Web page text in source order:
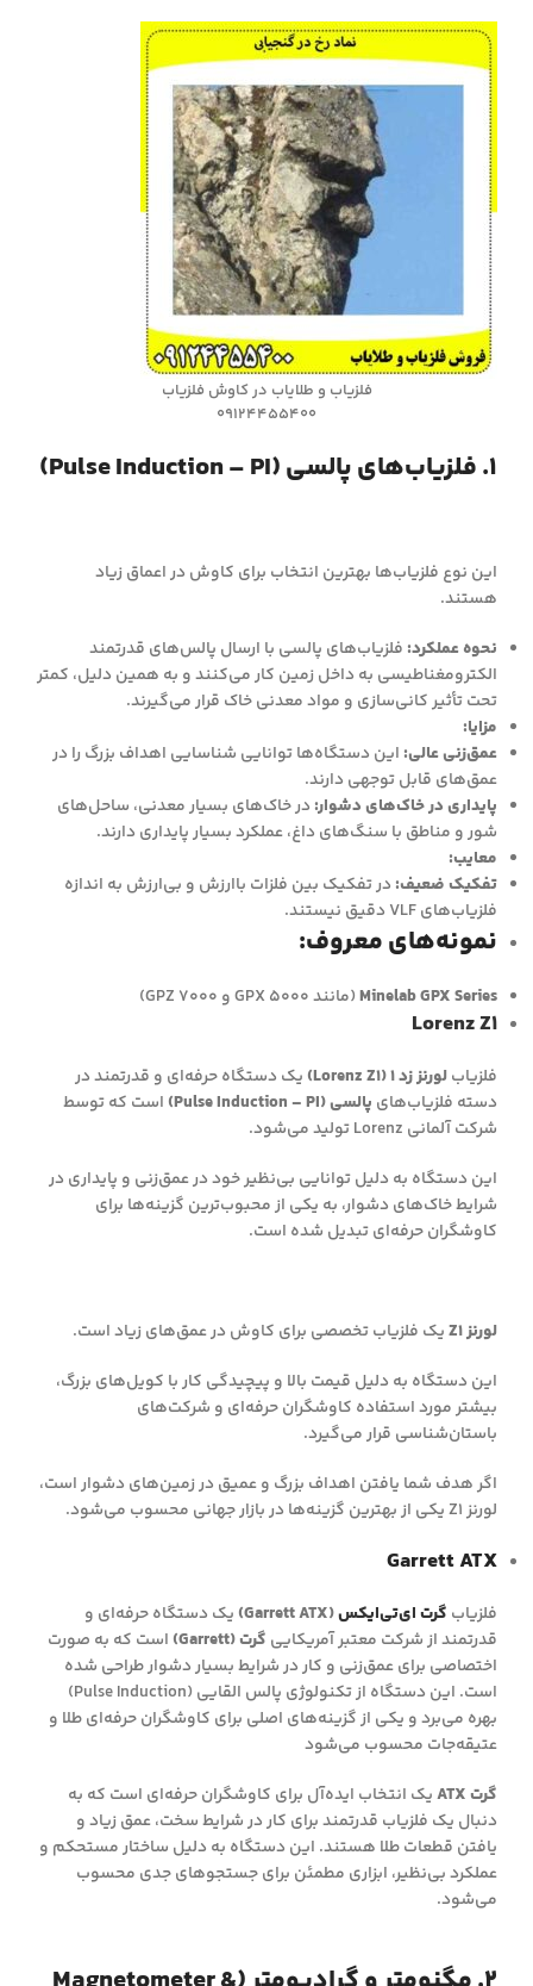
فلزیاب و طلایاب در کاوش فلزیاب
09124455400
۱. فلزیاب‌های پالسی (Pulse Induction – PI)
این نوع فلزیاب‌ها بهترین انتخاب برای کاوش در اعماق زیاد
هستند.
نحوه عملکرد: فلزیاب‌های پالسی با ارسال پالس‌های قدرتمند
الکترومغناطیسی به داخل زمین کار می‌کنند و به همین دلیل، کمتر
تحت تأثیر کانی‌سازی و مواد معدنی خاک قرار می‌گیرند.
مزایا:
عمق‌زنی عالی: این دستگاه‌ها توانایی شناسایی اهداف بزرگ را در
عمق‌های قابل توجهی دارند.
پایداری در خاک‌های دشوار: در خاک‌های بسیار معدنی، ساحل‌های
شور و مناطق با سنگ‌های داغ، عملکرد بسیار پایداری دارند.
معایب:
تفکیک ضعیف: در تفکیک بین فلزات باارزش و بی‌ارزش به اندازه
فلزیاب‌های VLF دقیق نیستند.
نمونه‌های معروف:
Minelab GPX Series(مانند GPX 5000 و GPZ 7000)
Lorenz Z1
فلزیابلورنز زد ۱ (Lorenz Z1)
یک دستگاه حرفه‌ای و قدرتمند در
دسته فلزیاب‌های پالسی (Pulse Induction – PI)
است که توسط
شرکت آلمانی Lorenz تولید می‌شود.
این دستگاه به دلیل توانایی بی‌نظیر خود در عمق‌زنی و پایداری در
شرایط خاک‌های دشوار، به یکی از محبوب‌ترین گزینه‌ها برای
کاوشگران حرفه‌ای تبدیل شده است.
لورنز Z1
یک فلزیاب تخصصی برای کاوش در عمق‌های زیاد است.
این دستگاه به دلیل قیمت بالا و پیچیدگی کار با کویل‌های بزرگ،
بیشتر مورد استفاده کاوشگران حرفه‌ای و شرکت‌های
باستان‌شناسی قرار می‌گیرد.
اگر هدف شما یافتن اهداف بزرگ و عمیق در زمین‌های دشوار است،
لورنز Z1 یکی از بهترین گزینه‌ها در بازار جهانی محسوب می‌شود.
Garrett ATX
فلزیاب گرت ای‌تی‌ایکس(Garrett ATX)
یک دستگاه حرفه‌ای و
قدرتمند از شرکت معتبر آمریکایی گرت (Garrett)
است که به صورت
اختصاصی برای عمق‌زنی و کار در شرایط بسیار دشوار طراحی شده
است. این دستگاه از تکنولوژی پالس القایی (Pulse Induction)
بهره می‌برد و یکی از گزینه‌های اصلی برای کاوشگران حرفه‌ای طلا و
عتیقه‌جات محسوب می‌شود
گرت ATX
یک انتخاب ایده‌آل برای کاوشگران حرفه‌ای است که به
دنبال یک فلزیاب قدرتمند برای کار در شرایط سخت، عمق زیاد و
یافتن قطعات طلا هستند. این دستگاه به دلیل ساختار مستحکم و
عملکرد بی‌نظیر، ابزاری مطمئن برای جستجوهای جدی محسوب
می‌شود.